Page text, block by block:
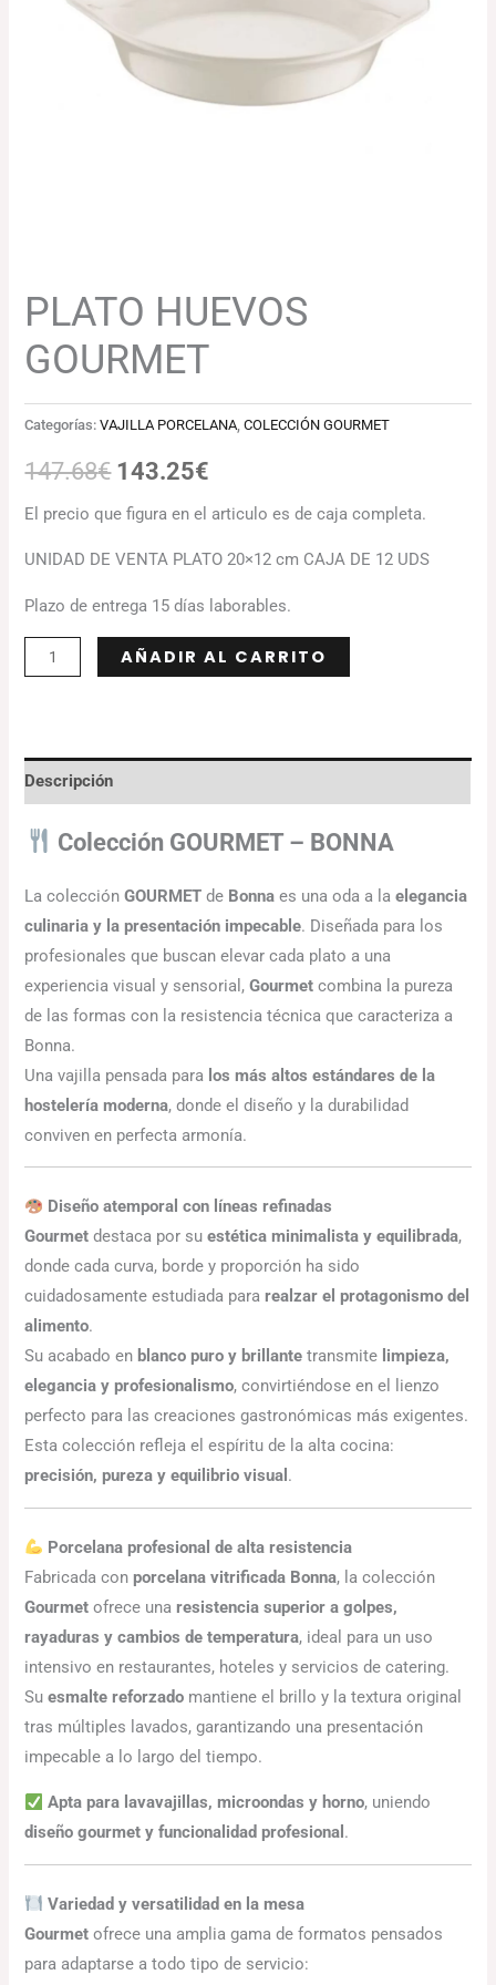
PLATO HUEVOS
GOURMET
Categorías:VAJILLA PORCELANA ,COLECCIÓN GOURMET
147.68€ 143.25€
El precio que figura en el articulo es de caja completa.
UNIDAD DE VENTA PLATO 20×12 cm CAJA DE 12 UDS
Plazo de entrega 15 días laborables.
AÑADIR AL CARRITO
Descripción
Colección GOURMET – BONNA
La colecciónGOURMET de Bonna es una oda a laelegancia
culinaria y la presentación impecable. Diseñada para los
profesionales que buscan elevar cada plato a una
experiencia visual y sensorial,Gourmet combina la pureza
de las formas con la resistencia técnica que caracteriza a
Bonna.
Una vajilla pensada para los más altos estándares de la
hostelería moderna, donde el diseño y la durabilidad
conviven en perfecta armonía.
Diseño atemporal con líneas refinadas
Gourmet destaca por suestética minimalista y equilibrada,
donde cada curva, borde y proporción ha sido
cuidadosamente estudiada pararealzar el protagonismo del
alimento.
Su acabado en blanco puro y brillante transmite limpieza,
elegancia y profesionalismo, convirtiéndose en el lienzo
perfecto para las creaciones gastronómicas más exigentes.
Esta colección refleja el espíritu de la alta cocina:
precisión, pureza y equilibrio visual .
Porcelana profesional de alta resistencia
Fabricada conporcelana vitrificada Bonna, la colección
Gourmet ofrece unaresistencia superior a golpes,
rayaduras y cambios de temperatura, ideal para un uso
intensivo en restaurantes, hoteles y servicios de catering.
Suesmalte reforzado mantiene el brillo y la textura original
tras múltiples lavados, garantizando una presentación
impecable a lo largo del tiempo.
Apta para lavavajillas, microondas y horno, uniendo
diseño gourmet y funcionalidad profesional .
Variedad y versatilidad en la mesa
Gourmet ofrece una amplia gama de formatos pensados
para adaptarse a todo tipo de servicio: